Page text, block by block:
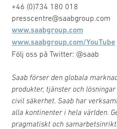
+46 (0)734 180 018
presscentre@saabgroup.com
www.saabgroup.com
www.saabgroup.com/YouTube
Följ oss på Twitter: @saab
Saab förser den globala
produkter, tjänster och
civil säkerhet. Saab har
alla kontinenter i hela världen.
pragmatiskt och